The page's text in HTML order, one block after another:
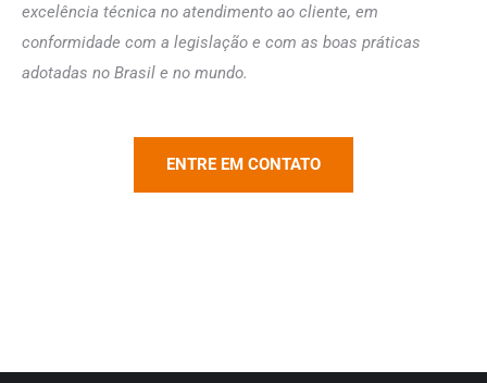
excelência técnica no atendimento ao cliente, em
conformidade com a legislação e com as boas práticas
adotadas no Brasil e no mundo.
ENTRE EM CONTATO